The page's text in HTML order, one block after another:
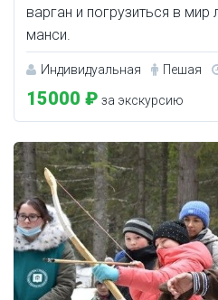
варган и погрузиться в мир
манси.
Индивидуальная Пешая
15000 ₽ за экскурсию